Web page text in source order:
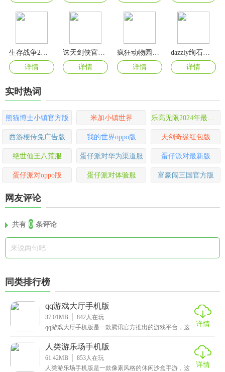
详情
详情
详情
详情
实时热词
熊猫博士小镇官方版 米加小镇世界
西游梗传免广告版 我的世界oppo版 天剑奇缘红包版
绝世仙王八荒服 蛋仔派对华为渠道服 蛋仔派对最新版
蛋仔派对oppo版 蛋仔派对体验服 富豪闯三国官方版
网友评论
共有 0 条评论
同类排行榜
qq游戏大厅手机版
37.01MB 842 人在玩
qq游戏大厅手机版是一款腾讯官方推出的游戏平台，这
棋、
详情
人类游乐场手机版
61.42MB 853 人在玩
人类游乐场手机版是一款像素风格的休闲沙盒手游，这
详情